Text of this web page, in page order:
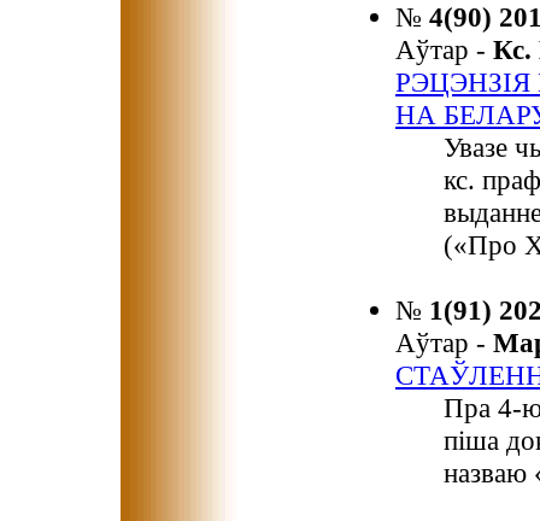
№ 4(90)
Аўтар -
НА
Увазе
кс.
(«Про
№ 1(91)
Аўтар -
Пра 4-ю
піша
назваю